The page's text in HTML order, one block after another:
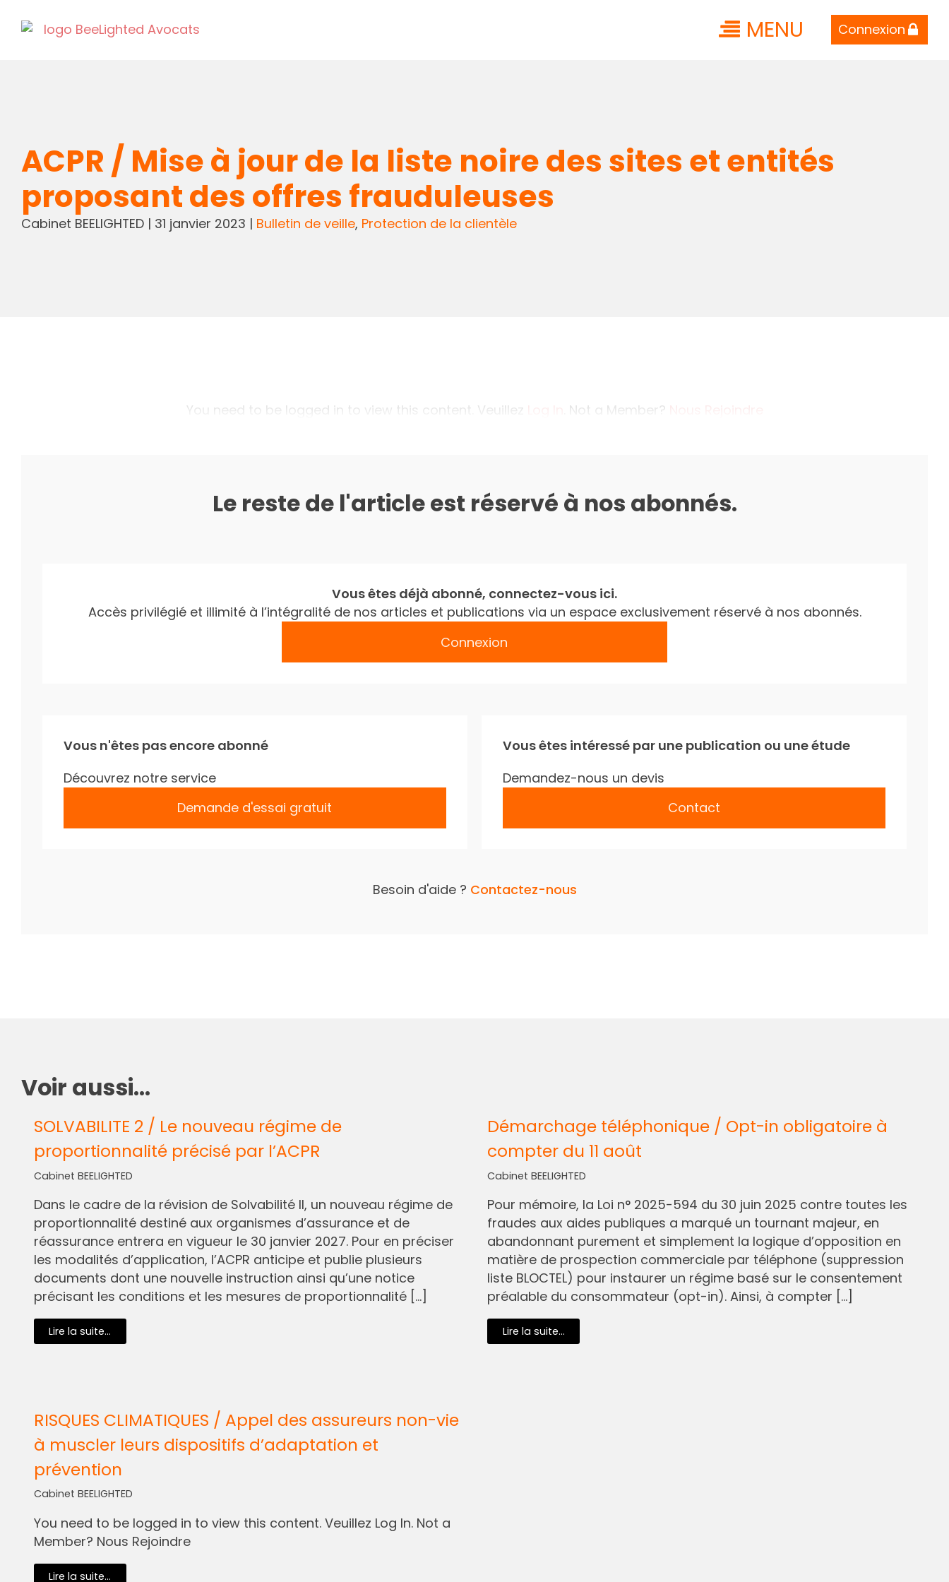
MENU Connexion
ACPR / Mise à jour de la liste noire des sites et entités
proposant des offres frauduleuses
Cabinet BEELIGHTED| 31 janvier 2023 | Bulletin de veille, Protection de la clientèle
You need to be logged in to view this content. Veuillez . Not a Member?
Le reste de l'article est réservé à nos abonnés.
Vous êtes déjà abonné, connectez-vous ici.
Accès privilégié et illimité à l’intégralité de nos articles et publications via un espace exclusivement réservé à nos abonnés.
Connexion
Vous n'êtes pas encore abonné
Découvrez notre service
Demande d'essai gratuit
Vous êtes intéressé par une publication ou une étude
Demandez-nous un devis
Contact
Besoin d'aide ? Contactez-nous
Voir aussi...
SOLVABILITE 2 / Le nouveau régime de
proportionnalité précisé par l’ACPR
Cabinet BEELIGHTED
Dans le cadre de la révision de Solvabilité II, un nouveau régime de
proportionnalité destiné aux organismes d’assurance et de
réassurance entrera en vigueur le 30 janvier 2027. Pour en préciser
les modalités d’application, l’ACPR anticipe et publie plusieurs
documents dont une nouvelle instruction ainsi qu’une notice
précisant les conditions et les mesures de proportionnalité […]
Lire la suite...
Démarchage téléphonique / Opt-in obligatoire à
compter du 11 août
Cabinet BEELIGHTED
Pour mémoire, la Loi n° 2025-594 du 30 juin 2025 contre toutes les
fraudes aux aides publiques a marqué un tournant majeur, en
abandonnant purement et simplement la logique d’opposition en
matière de prospection commerciale par téléphone (suppression
liste BLOCTEL) pour instaurer un régime basé sur le consentement
préalable du consommateur (opt-in). Ainsi, à compter […]
Lire la suite...
RISQUES CLIMATIQUES / Appel des assureurs non-vie
à muscler leurs dispositifs d’adaptation et
prévention
Cabinet BEELIGHTED
You need to be logged in to view this content. Veuillez Log In. Not a
Member? Nous Rejoindre
Lire la suite...